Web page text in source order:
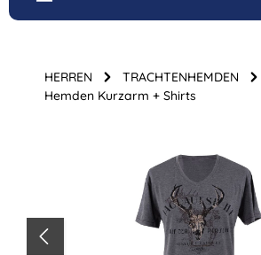
HERREN
TRACHTENHEMDEN
Hemden Kurzarm + Shirts